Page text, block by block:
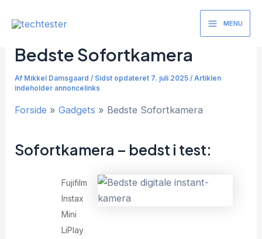
Main
MENU
Bedste Sofortkamera
Af Mikkel Damsgaard/ Sidst opdateret 7. juli 2025 / Artiklen
indeholder annoncelinks
Forside Gadgets Bedste Sofortkamera
Sofortkamera – bedst i test:
Fujifilm
Instax
Mini
LiPlay